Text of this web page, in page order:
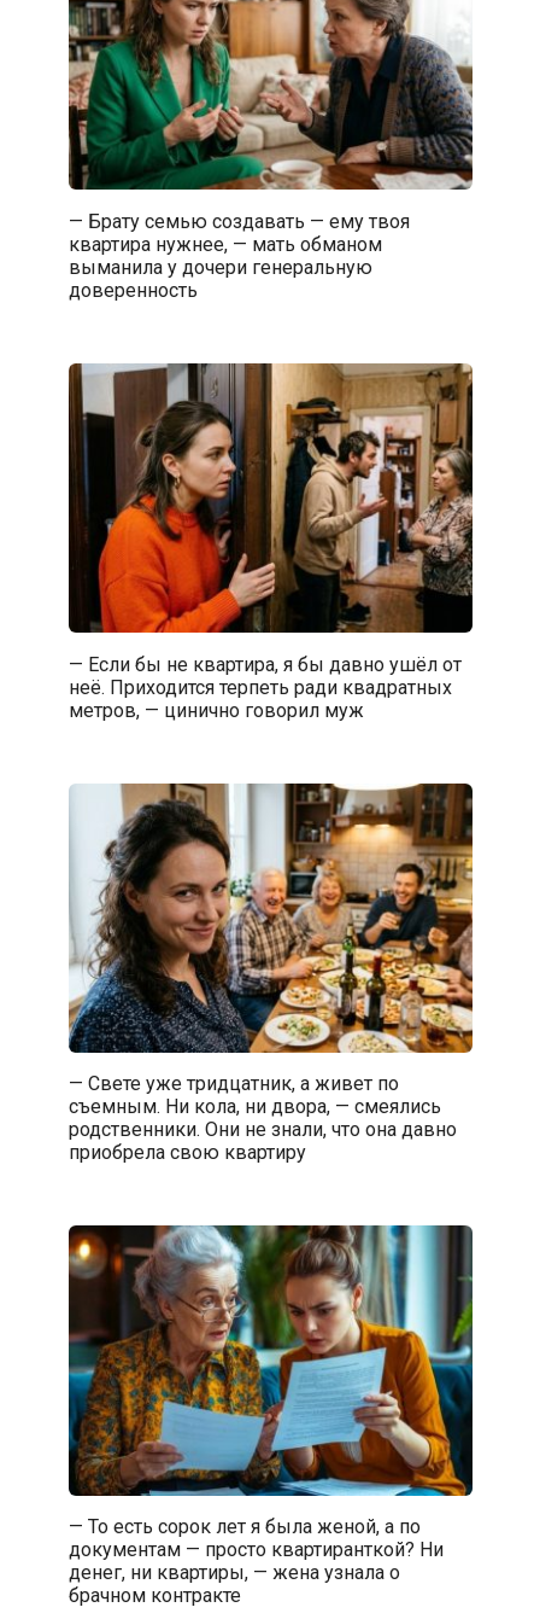
— Брату семью создавать — ему твоя
квартира нужнее, — мать обманом
выманила у дочери генеральную
доверенность
— Если бы не квартира, я бы давно ушёл от
неё. Приходится терпеть ради квадратных
метров, — цинично говорил муж
— Свете уже тридцатник, а живет по
съемным. Ни кола, ни двора, — смеялись
родственники. Они не знали, что она давно
приобрела свою квартиру
— То есть сорок лет я была женой, а по
документам — просто квартиранткой? Ни
денег, ни квартиры, — жена узнала о
брачном контракте